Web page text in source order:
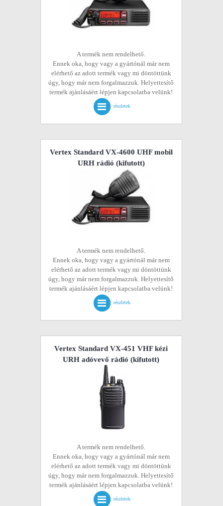
A termék nem rendelhető.
Ennek oka, hogy vagy a gyártónál már nem
elérhető az adott termék vagy mi döntöttünk
úgy, hogy már nem forgalmazzuk. Helyettesítő
termék ajánlásáért lépjen kapcsolatba velünk!
részletek
Vertex Standard VX-4600 UHF mobil
URH rádió (kifutott)
A termék nem rendelhető.
Ennek oka, hogy vagy a gyártónál már nem
elérhető az adott termék vagy mi döntöttünk
úgy, hogy már nem forgalmazzuk. Helyettesítő
termék ajánlásáért lépjen kapcsolatba velünk!
részletek
Vertex Standard VX-451 VHF kézi
URH adóvevő rádió (kifutott)
A termék nem rendelhető.
Ennek oka, hogy vagy a gyártónál már nem
elérhető az adott termék vagy mi döntöttünk
úgy, hogy már nem forgalmazzuk. Helyettesítő
termék ajánlásáért lépjen kapcsolatba velünk!
részletek